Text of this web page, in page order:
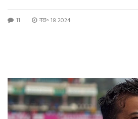
में नाबाद 52 रन बनाकर इंग्लैंड को जीत
11 नव॰ 18 2024